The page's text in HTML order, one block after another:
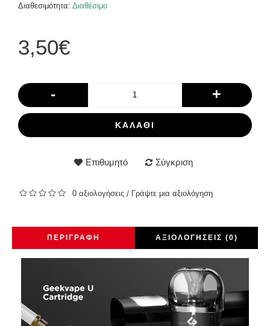
Διαθεσιμότητα: Διαθέσιμο
3,50€
- +
ΚΑΛΆΘΙ
Επιθυμητό Σύγκριση
0 αξιολογήσεις / Γράψτε μια αξιολόγηση
ΠΕΡΙΓΡΑΦΉ ΑΞΙΟΛΟΓΉΣΕΙΣ (0)